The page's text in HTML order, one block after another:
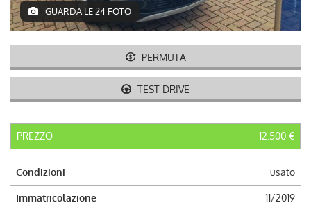
ACQUISTIAMO USATO
ASSISTENZA
LAVORA CON NOI
NEWS
GUARDA LE 24 FOTO
PERMUTA
TEST-DRIVE
PREZZO 12.500 €
Condizioni usato
Immatricolazione 11/2019